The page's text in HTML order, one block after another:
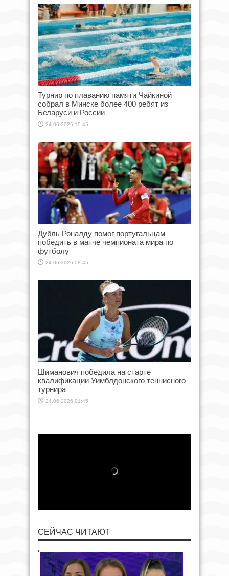
Турнир по плаванию памяти Чайкиной
собрал в Минске более 400 ребят из
Беларуси и России
24.06.2026 15:45
Дубль Роналду помог португальцам
победить в матче чемпионата мира по
футболу
24.06.2026 08:45
Шиманович победила на старте
квалификации Уимблдонского теннисного
турнира
24.06.2026 01:45
СЕЙЧАС ЧИТАЮТ